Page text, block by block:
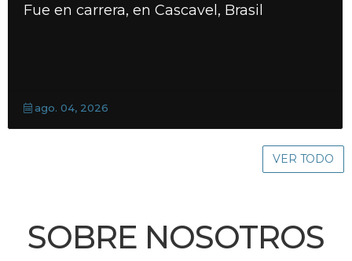
Fue en carrera, en Cascavel, Brasil
ago. 04, 2026
VER TODO
SOBRE NOSOTROS